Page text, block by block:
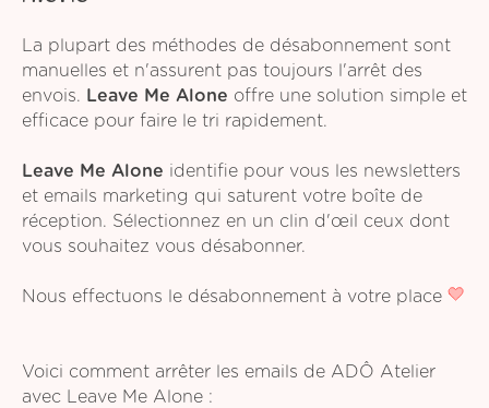
La plupart des méthodes de désabonnement sont
manuelles et n'assurent pas toujours l'arrêt des
envois.
Leave Me Alone offre une solution simple et
efficace pour faire le tri rapidement.
Leave Me Alone identifie pour vous les newsletters
et emails marketing qui saturent votre boîte de
réception. Sélectionnez en un clin d'œil ceux dont
vous souhaitez vous désabonner.
Nous effectuons le désabonnement à votre place
Voici comment arrêter les emails de ADÔ Atelier
avec Leave Me Alone :